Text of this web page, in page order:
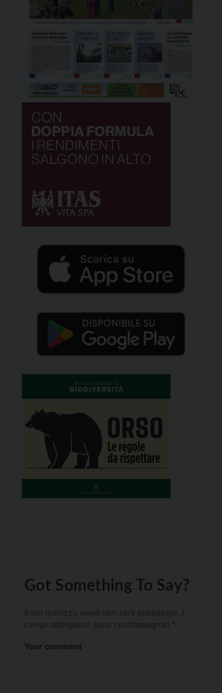
Got Something To Say?
Il tuo indirizzo email non sarà pubblicato.
campi obbligatori sono contrassegnati *
Your comment